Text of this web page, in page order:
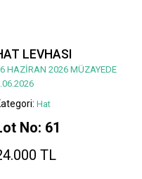
LEVHASI
HAZİRAN 2026 MÜZAYEDE
Hat
No: 61
TL